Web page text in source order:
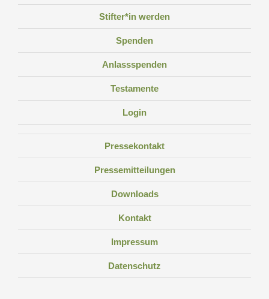
Stifter*in werden
Spenden
Anlassspenden
Testamente
Login
Pressekontakt
Pressemitteilungen
Downloads
Kontakt
Impressum
Datenschutz